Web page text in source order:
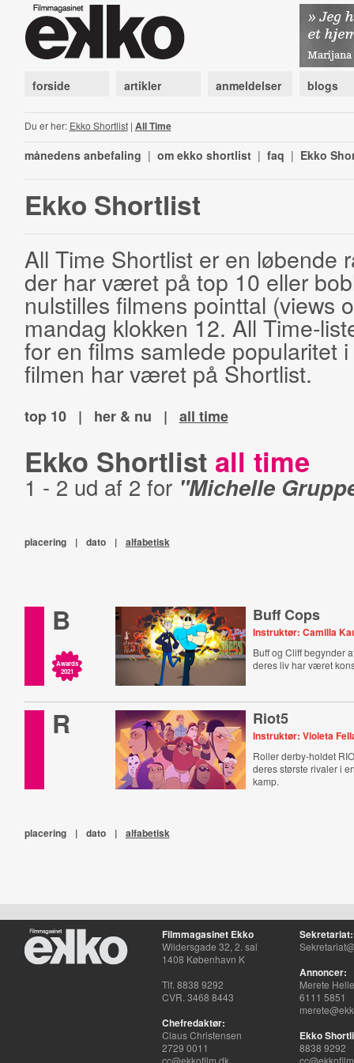
forside artikler anmeldelser blogs
Du er her: Ekko Shortlist| All Time
månedens anbefaling | om ekko shortlist | faq | Ekko
Ekko Shortlist
All Time Shortlist er en løbende
der har været på top 10 eller
nulstilles filmens pointtal (views
mandag klokken 12. All Time-
for en films samlede popularitet
filmen har været på Shortlist.
top 10 | her & nu | all time
Ekko Shortlist all time
1 - 2 ud af 2 for "Michelle
placering | dato | alfabetisk
B
Awards
2021
Buff Cops
Instruktør: Camilla
Buff og Cliff begynder
deres liv har været
R Riot5
Instruktør: Violeta
Roller derby-holdet
deres største rivaler i
kamp.
placering | dato | alfabetisk
Filmmagasinet Ekko
Wildersgade 32, 2. sal
1408 København K
Tlf. 8838 9292
CVR. 3468 8443
Chefredaktør:
Claus Christensen
2729 0011
cc@ekkofilm.dk
Sekretariat:
Annoncer:
Merete
6111 5851
Ekko
8838 9292